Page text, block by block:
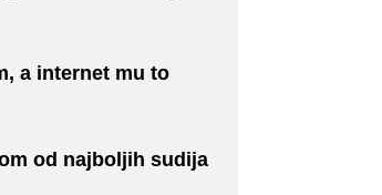
a internet mu to
od najboljih sudija